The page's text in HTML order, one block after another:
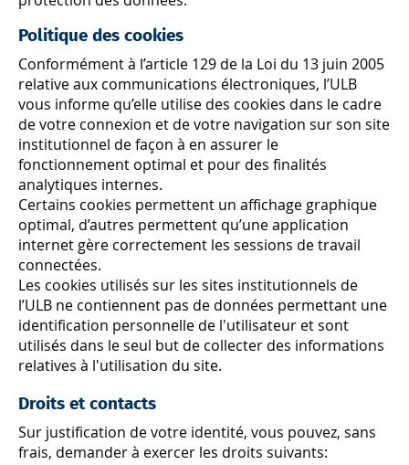
Politique des cookies
Conformément à l’article 129 de la Loi du 13 juin 2005
relative aux communications électroniques, l’ULB
vous informe qu’elle utilise des cookies dans le cadre
de votre connexion et de votre navigation sur son site
institutionnel de façon à en assurer le
fonctionnement optimal et pour des finalités
analytiques internes.
Certains cookies permettent un affichage graphique
optimal, d’autres permettent qu’une application
internet gère correctement les sessions de travail
connectées.
Les cookies utilisés sur les sites institutionnels de
l’ULB ne contiennent pas de données permettant une
identification personnelle de l'utilisateur et sont
utilisés dans le seul but de collecter des informations
relatives à l'utilisation du site.
Droits et contacts
Sur justification de votre identité, vous pouvez, sans
frais, demander à exercer les droits suivants: